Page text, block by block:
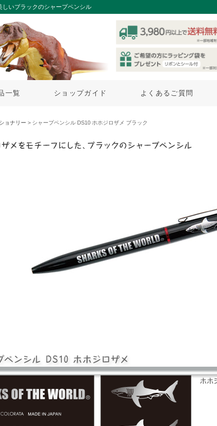
いブラックのシャープペンシル
一覧 ショップガイド よくあるご質問
ョナリー > シャープペンシル DS10 ホホジロザメ ブラック